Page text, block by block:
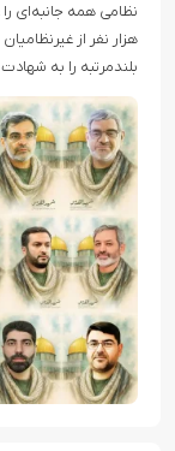
هزار نفر از
بلندمرتبه را به